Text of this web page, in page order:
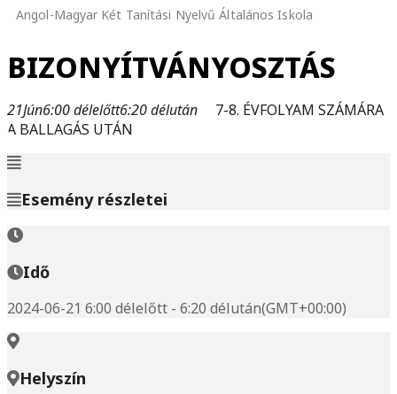
Angol-Magyar Két Tanítási Nyelvű Általános Iskola
BIZONYÍTVÁNYOSZTÁS
21Jún6:00 délelőtt6:20 délután
7-8. ÉVFOLYAM SZÁMÁRA
A BALLAGÁS UTÁN
Esemény részletei
Idő
2024-06-21 6:00 délelőtt - 6:20 délután(GMT+00:00)
Helyszín